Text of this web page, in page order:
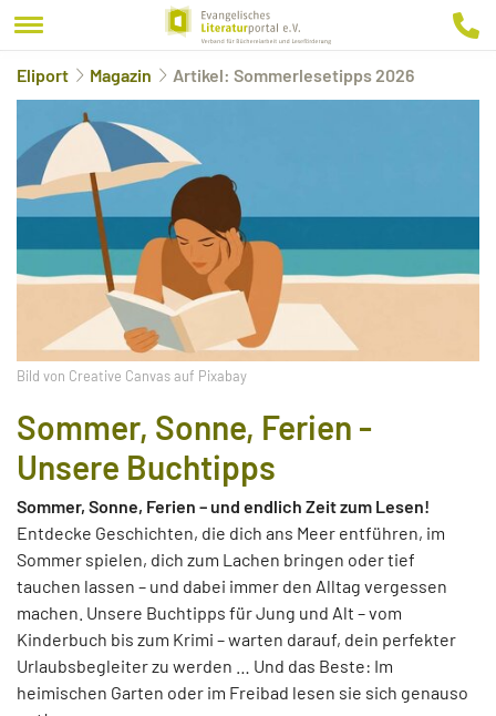
Eliport Magazin Artikel: Sommerlesetipps 2026
Bild von Creative Canvas auf Pixabay
Sommer, Sonne, Ferien -
Unsere Buchtipps
Sommer, Sonne, Ferien – und endlich Zeit zum Lesen!
Entdecke Geschichten, die dich ans Meer entführen, im
Sommer spielen, dich zum Lachen bringen oder tief
tauchen lassen – und dabei immer den Alltag vergessen
machen. Unsere Buchtipps für Jung und Alt – vom
Kinderbuch bis zum Krimi – warten darauf, dein perfekter
Urlaubsbegleiter zu werden … Und das Beste: Im
heimischen Garten oder im Freibad lesen sie sich genauso